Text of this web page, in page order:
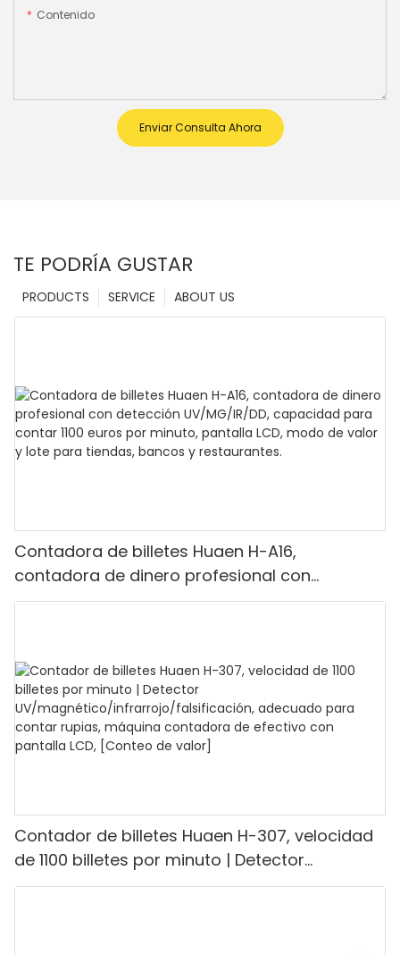
Contenido
Enviar Consulta Ahora
TE PODRÍA GUSTAR
ABOUT US
SERVICE
PRODUCTS
Contadora de billetes Huaen H-A16,
contadora de dinero profesional con
detección UV/MG/IR/DD, capacidad para
restaurantes.
Contador de billetes Huaen H-307, velocidad
de 1100 billetes por minuto | Detector
UV/magnético/infrarrojo/falsificación,